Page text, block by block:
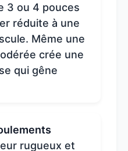
3 ou 4 pouces
réduite à une
Même une
crée une
qui gêne
rugueux et